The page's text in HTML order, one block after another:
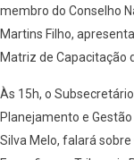
membro do Conselho
Martins Filho,
Matriz de Capacitação
Às 15h, o
Planejamento e
Silva Melo, falará